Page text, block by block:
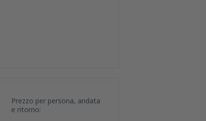
Prezzo per persona, andata
e ritorno: